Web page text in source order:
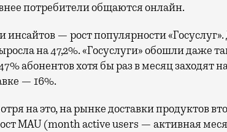
потребители общаются онлайн.
инсайтов — рост популярности
на 47,2%. «Госуслуги» обошли даже
абонентов хотя бы раз в месяц заходят
— 16%.
на это, на рынке доставки продуктов
MAU (month active users — активная